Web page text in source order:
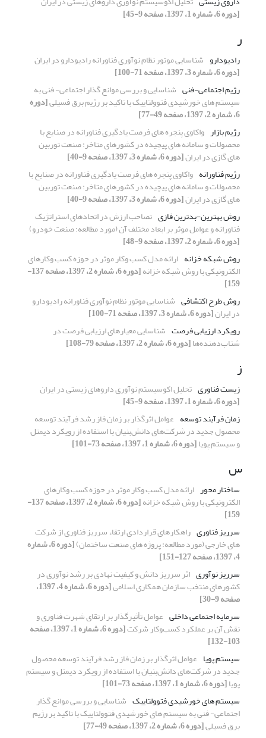
[دوره 6، شماره 1، 1397، صفحه 9-45]
ر
رادیودارو شناسایی موتور نظام نوآوری فناورانه رادیودارو در ایران
[دوره 6، شماره 3، 1397، صفحه 71-100]
رژیم اجتماعی-فنی شناسایی و بررسی موانع گذار اجتماعی- فنی به
سیستم های خورشیدی فتوولتاییک با تاکید بر رژیم برق فسیلی[دوره
6، شماره 2، 1397، صفحه 49-77]
رژیم بازار واکاوی پنجره های فرصت یادگیری فناورانه در صنایع با
محصولات و سامانه های پیچیده در کشورهای متاخر: صنعت توربین
های گازی در ایران[دوره 6، شماره 3، 1397، صفحه 9-40]
رژیم فناورانه واکاوی پنجره های فرصت یادگیری فناورانه در صنایع با
محصولات و سامانه های پیچیده در کشورهای متاخر: صنعت توربین
های گازی در ایران[دوره 6، شماره 3، 1397، صفحه 9-40]
روش بهترین-بدترین فازی تصاحب ارزش در اتحادهای استراتژیک
فناورانه و عوامل موثر بر ابعاد مختلف آن (مورد مطالعه: صنعت خودرو)
[دوره 6، شماره 2، 1397، صفحه 9-48]
روش شبکه خزانه ارائه مدل کسب وکار موثر در حوزه کسب وکارهای
الکترونیکی با روش شبکه خزانه [دوره 6، شماره 2، 1397، صفحه 137-
159]
روش طرح اکتشافی شناسایی موتور نظام نوآوری فناورانه رادیودارو
در ایران[دوره 6، شماره 3، 1397، صفحه 71-100]
رویکرد ارزیابی فرصت شناسایی معیارهای ارزیابی فرصت در
شتاب‌دهنده‌ها[دوره 6، شماره 2، 1397، صفحه 79-108]
ز
زیست فناوری تحلیل اکوسیستم نوآوری داروهای زیستی در ایران
[دوره 6، شماره 1، 1397، صفحه 9-45]
زمان فرآیند توسعه عوامل اثرگذار بر زمان فاز رشد فرآیند توسعه
محصول جدید در شرکت‌های دانش‌بنیان با استفاده از رویکرد دیمتل
و سیستم پویا[دوره 6، شماره 1، 1397، صفحه 73-101]
س
ساختار محور ارائه مدل کسب وکار موثر در حوزه کسب وکارهای
الکترونیکی با روش شبکه خزانه [دوره 6، شماره 2، 1397، صفحه 137-
159]
سرریز فناوری راهکارهای قراردادی ارتقاء سرریز فناوری از شرکت
های خارجی (مورد مطالعه: پروژه های صنعت ساختمان) [دوره 6، شماره
4، 1397، صفحه 127-151]
سرریز نوآوری اثر سرریز دانش و کیفیت نهادی بر رشد نوآوری در
کشورهای منتخب سازمان همکاری اسلامی [دوره 6، شماره 4، 1397،
صفحه 9-30]
سرمایه اجتماعی داخلی عوامل تأثیرگذار بر ارتقای شهرت فناوری و
نقش آن بر عملکرد کسب‌وکار شرکت [دوره 6، شماره 1، 1397، صفحه
103-132]
سیستم پویا عوامل اثرگذار بر زمان فاز رشد فرآیند توسعه محصول
جدید در شرکت‌های دانش‌بنیان با استفاده از رویکرد دیمتل و سیستم
پویا[دوره 6، شماره 1، 1397، صفحه 73-101]
سیستم های خورشیدی فتوولتاییک شناسایی و بررسی موانع گذار
اجتماعی- فنی به سیستم های خورشیدی فتوولتاییک با تاکید بر رژیم
برق فسیلی[دوره 6، شماره 2، 1397، صفحه 49-77]